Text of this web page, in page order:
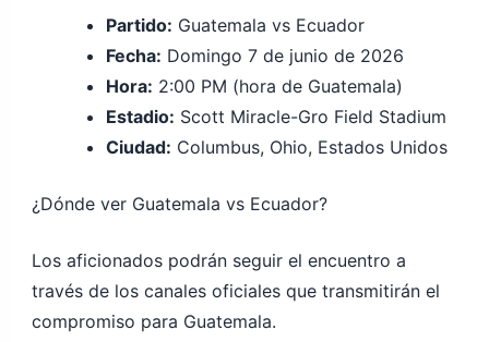
Partido: Guatemala vs Ecuador
Fecha: Domingo 7 de junio de 2026
Hora: 2:00 PM (hora de Guatemala)
Estadio: Scott Miracle-Gro Field Stadium
Ciudad: Columbus, Ohio, Estados Unidos
¿Dónde ver Guatemala vs Ecuador?
Los aficionados podrán seguir el encuentro a
través de los canales oficiales que transmitirán el
compromiso para Guatemala.